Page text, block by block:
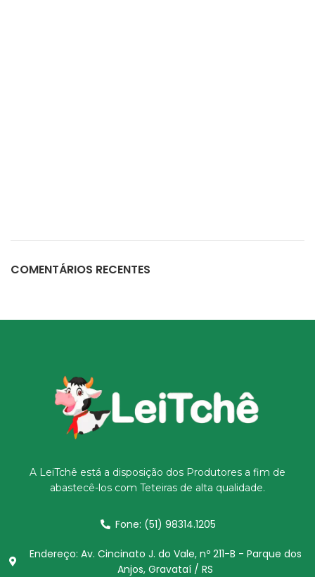
COMENTÁRIOS RECENTES
A LeiTchê está a disposição dos Produtores a fim de
abastecê-los com Teteiras de alta qualidade.
Fone: (51) 98314.1205
Endereço: Av. Cincinato J. do Vale, nº 211-B - Parque dos
Anjos, Gravataí / RS